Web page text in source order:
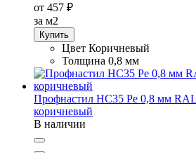
от 457 ₽
за м2
Купить
Цвет Коричневый
Толщина 0,8 мм
Профнастил НС35 Pe 0,8 мм
коричневый
В наличии